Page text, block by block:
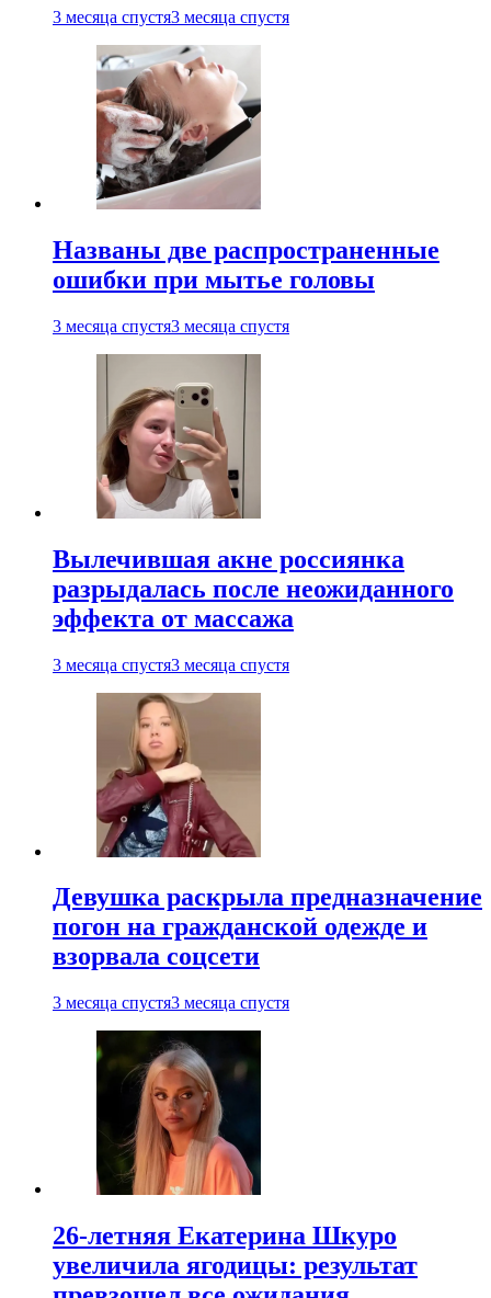
3 месяца спустя3 месяца спустя
Названы две распространенные
ошибки при мытье головы
3 месяца спустя3 месяца спустя
Вылечившая акне россиянка
разрыдалась после неожиданного
эффекта от массажа
3 месяца спустя3 месяца спустя
Девушка раскрыла предназначение
погон на гражданской одежде и
взорвала соцсети
3 месяца спустя3 месяца спустя
26-летняя Екатерина Шкуро
увеличила ягодицы: результат